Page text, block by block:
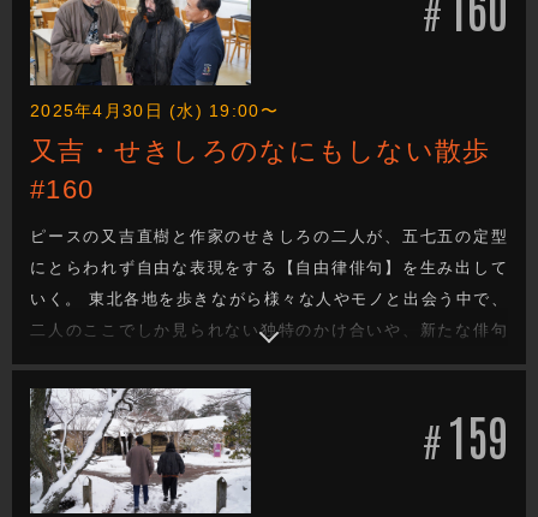
#
2025年4月30日 (水) 19:00〜
又吉・せきしろのなにもしない散歩
#160
ピースの又吉直樹と作家のせきしろの二人が、五七五の定型
にとらわれず自由な表現をする【自由律俳句】を生み出して
いく。 東北各地を歩きながら様々な人やモノと出会う中で、
二人のここでしか見られない独特のかけ合いや、新たな俳句
を生み出す姿は必見です。 今回は福島県須賀川市をブラリ
旅。果たしてどんな自由律俳句が生まれるのか！？ TATAMI
VILLAGE、ムシテックワールド、ほか。
#159